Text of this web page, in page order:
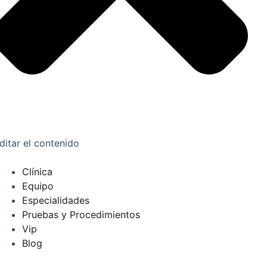
el contenido
Clínica
Equipo
Especialidades
Pruebas y Procedimientos
Vip
Blog